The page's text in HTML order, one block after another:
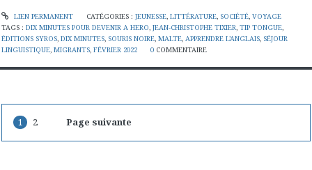
LIEN PERMANENT CATÉGORIES : JEUNESSE, LITTÉRATURE, SOCIÉTÉ, VOYAGE
TAGS : DIX MINUTES POUR DEVENIR A HERO, JEAN-CHRISTOPHE TIXIER, TIP TONGUE,
ÉDITIONS SYROS, DIX MINUTES, SOURIS NOIRE, MALTE, APPRENDRE L’ANGLAIS, SÉJOUR
LINGUISTIQUE, MIGRANTS, FÉVRIER 2022 0 COMMENTAIRE
1 2 Page suivante